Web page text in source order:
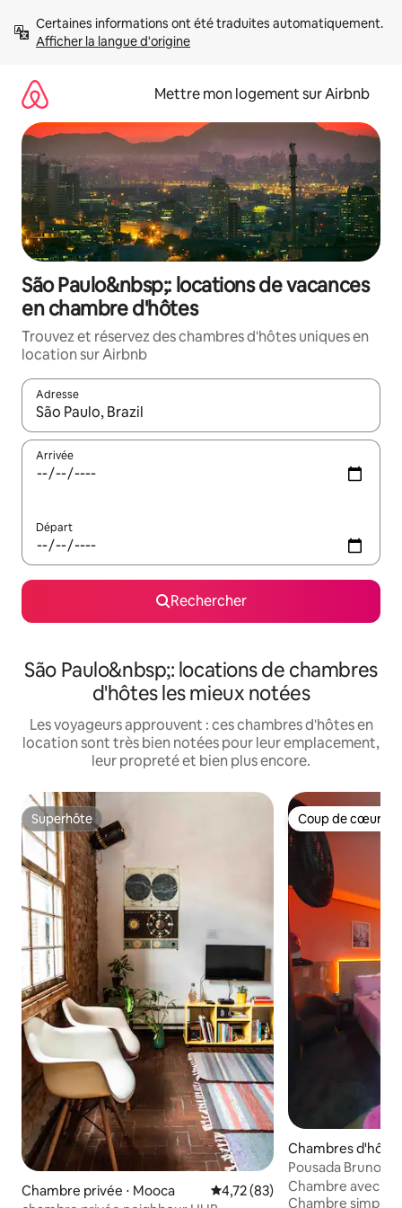
directement
Afficher la langue d'origine
Mettre mon logement sur Airbnb
São Paulo&nbsp;: locations de vacances
en chambre d'hôtes
Trouvez et réservez des chambres d'hôtes uniques en
location sur Airbnb
Adresse
Lorsque les résultats s'affichent, utilisez les flèches vers le
Arrivée
Départ
Rechercher
São Paulo&nbsp;: locations de chambres
d'hôtes les mieux notées
Les voyageurs approuvent : ces chambres d'hôtes en
location sont très bien notées pour leur emplacement,
leur propreté et bien plus encore.
Superhôte
Superhôte
Chambre privée ⋅ Mooca Évaluation moyenne sur la
4,72 (83)
Coup de cœur
Coup de cœur
Chambres d'hôtes
ulo
Pousada Bruno,
Anhembi, café
Chambre avec
Chambre simple